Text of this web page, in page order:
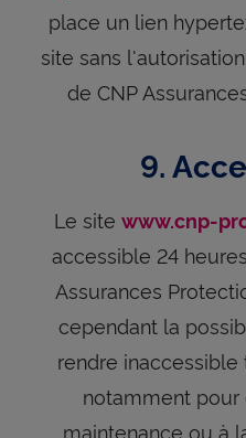
place un lien
site sans
de CNP
9.
Le site www.cnp-
accessible 24
Assurances
cependant la
rendre
notamment pour
maintenance ou à